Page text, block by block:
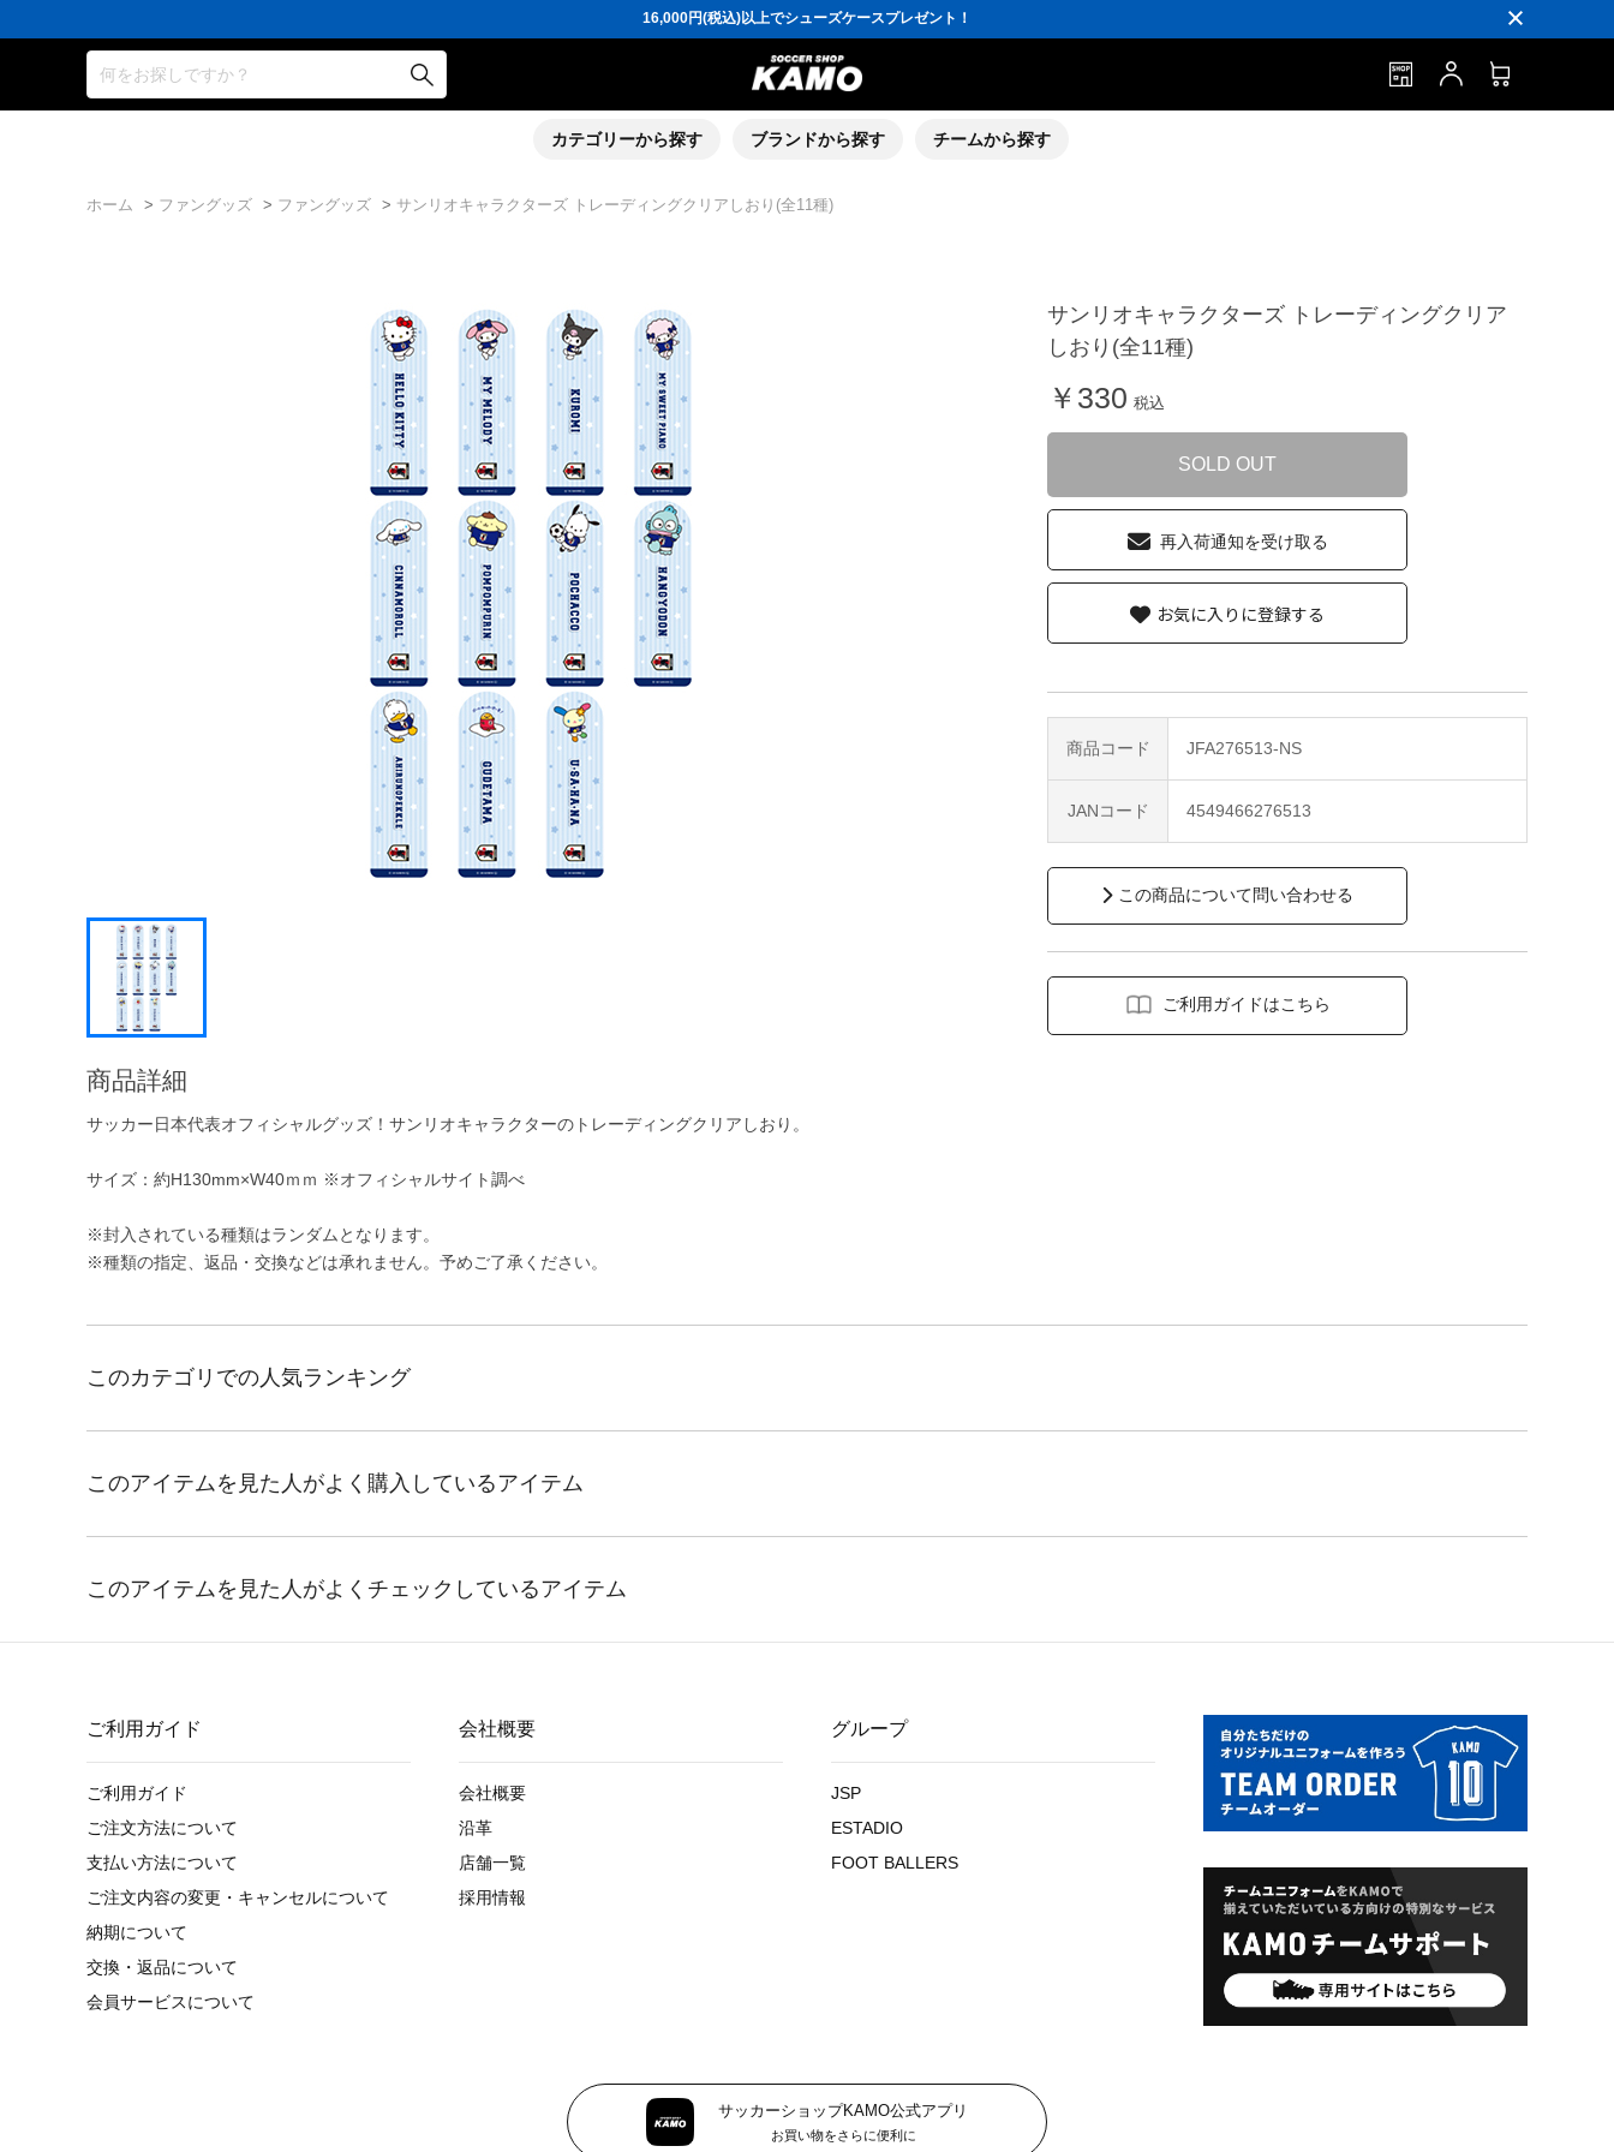
16,000円(税込)以上でシューズケースプレゼント！
3,300円(税込)以上で送料無料！
ポイント還元率5％！プレミア会員は7％
会員の方にはお誕生月に「10％OFFクーポン」プレゼント！
16,000円(税込)以上でシューズケースプレゼント！
何をお探しですか？
カテゴリーから探す ブランドから探す チームから探す
ホーム > ファングッズ > ファングッズ > サンリオキャラクターズ トレーディングクリアしおり(全11種)
商品詳細
サッカー日本代表オフィシャルグッズ！サンリオキャラクターのトレーディングクリアしおり。
サイズ：約H130mm×W40ｍｍ ※オフィシャルサイト調べ
※封入されている種類はランダムとなります。
※種類の指定、返品・交換などは承れません。予めご了承ください。
サンリオキャラクターズ トレーディングクリア
しおり(全11種)
￥330 税込
SOLD OUT
再入荷通知を受け取る
商品コード JFA276513-NS
JANコード 4549466276513
この商品について問い合わせる
ご利用ガイドはこちら
お気に入りに登録する
ご利用ガイド
ご利用ガイド
ご注文方法について
支払い方法について
ご注文内容の変更・キャンセルについて
納期について
交換・返品について
会員サービスについて
会社概要
会社概要
沿革
店舗一覧
採用情報
グループ
JSP
ESTADIO
FOOT BALLERS
サッカーショップKAMO公式アプリ
お買い物をさらに便利に